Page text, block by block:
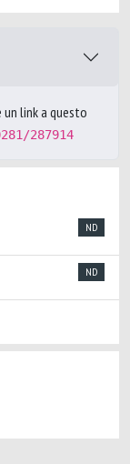
link a questo
287914
ND
ND